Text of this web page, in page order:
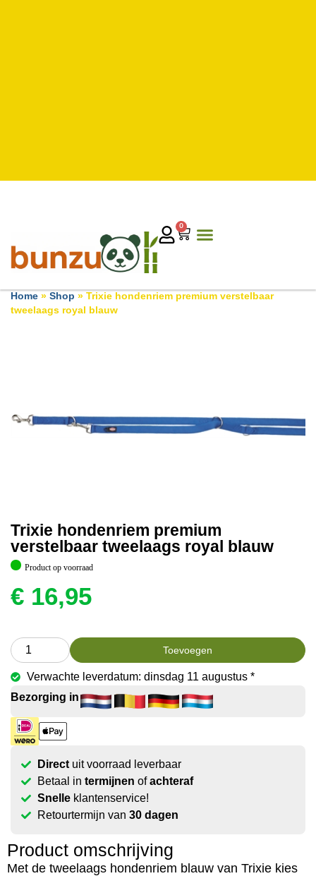
0
Home » Shop » Trixie hondenriem premium verstelbaar
tweelaags royal blauw
Trixie hondenriem premium
verstelbaar tweelaags royal blauw
Product op voorraad
€ 16,95
Toevoegen
Verwachte leverdatum: dinsdag 11 augustus *
Bezorging in
Directuit voorraad leverbaar
Betaal in termijnen ofachteraf
Snelleklantenservice!
Retourtermijn van 30 dagen
Product omschrijving
Met de tweelaags hondenriem blauw van Trixie kies